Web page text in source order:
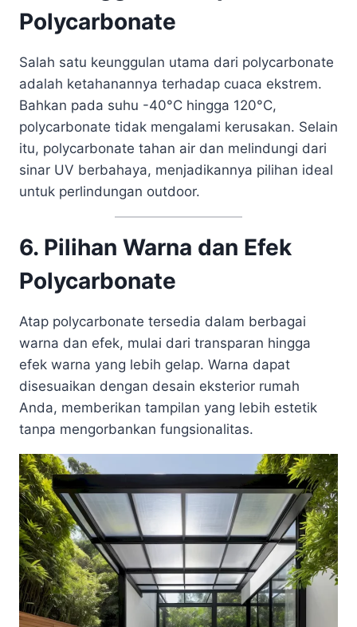
Polycarbonate
Salah satu keunggulan utama dari polycarbonate
adalah ketahanannya terhadap cuaca ekstrem.
Bahkan pada suhu -40°C hingga 120°C,
polycarbonate tidak mengalami kerusakan. Selain
itu, polycarbonate tahan air dan melindungi dari
sinar UV berbahaya, menjadikannya pilihan ideal
untuk perlindungan outdoor.
6. Pilihan Warna dan Efek
Polycarbonate
Atap polycarbonate tersedia dalam berbagai
warna dan efek, mulai dari transparan hingga
efek warna yang lebih gelap. Warna dapat
disesuaikan dengan desain eksterior rumah
Anda, memberikan tampilan yang lebih estetik
tanpa mengorbankan fungsionalitas.